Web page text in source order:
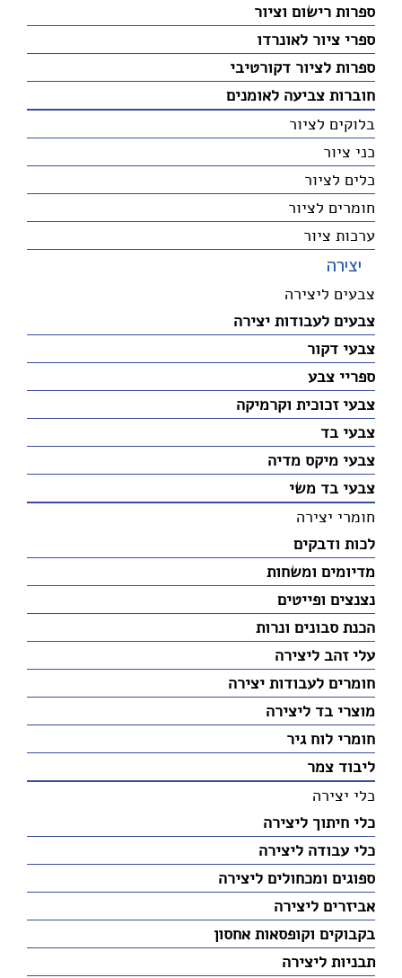
ספרות רישום וציור
ספרי ציור לאונרדו
ספרות לציור דקורטיבי
חוברות צביעה לאומנים
בלוקים לציור
כני ציור
כלים לציור
חומרים לציור
ערכות ציור
יצירה
צבעים ליצירה
צבעים לעבודות יצירה
צבעי דקור
ספריי צבע
צבעי זכוכית וקרמיקה
צבעי בד
צבעי מיקס מדיה
צבעי בד משי
חומרי יצירה
לכות ודבקים
מדיומים ומשחות
נצנצים ופייטים
הכנת סבונים ונרות
עלי זהב ליצירה
חומרים לעבודות יצירה
מוצרי בד ליצירה
חומרי לוח גיר
ליבוד צמר
כלי יצירה
כלי חיתוך ליצירה
כלי עבודה ליצירה
ספוגים ומכחולים ליצירה
אביזרים ליצירה
בקבוקים וקופסאות אחסון
תבניות ליצירה